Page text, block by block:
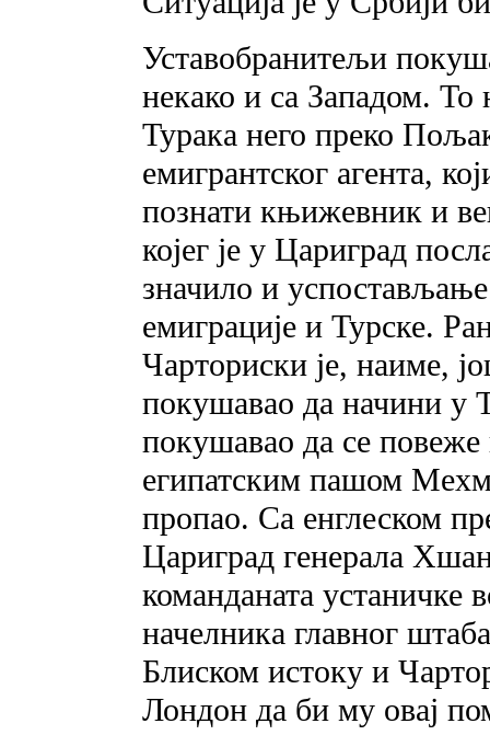
Уставобранитељи
некако и са Западом. То
Турака него преко
емигрантског агента,
познати књижевник и
којег је у Цариград
значило и
емиграције и Турске.
Чарториски је, наиме,
покушавао да начини у
покушавао да се
египатским пашом
пропао. Са енглеском
Цариград генерала
команданата устаничке
начелника главног
Блиском истоку и
Лондон да би му овај